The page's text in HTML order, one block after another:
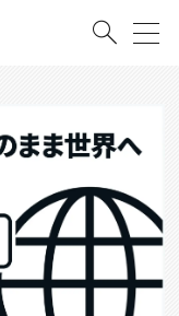
会員登録